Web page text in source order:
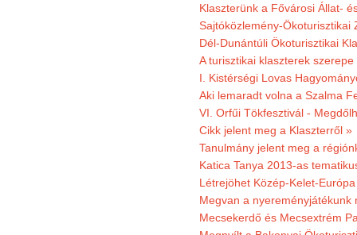
Klaszterünk a Fővárosi Állat-
Sajtóközlemény-Ökoturisztikai
Dél-Dunántúli Ökoturisztikai
A turisztikai klaszterek
I. Kistérségi Lovas
Aki lemaradt volna a Szalma
VI. Orfűi Tökfesztivál -
Cikk jelent meg a Klaszterről »
Tanulmány jelent meg a
Katica Tanya 2013-as
Létrejöhet Közép-Kelet-
Megvan a nyereményjátékunk
Mecsekerdő és Mecsextrém